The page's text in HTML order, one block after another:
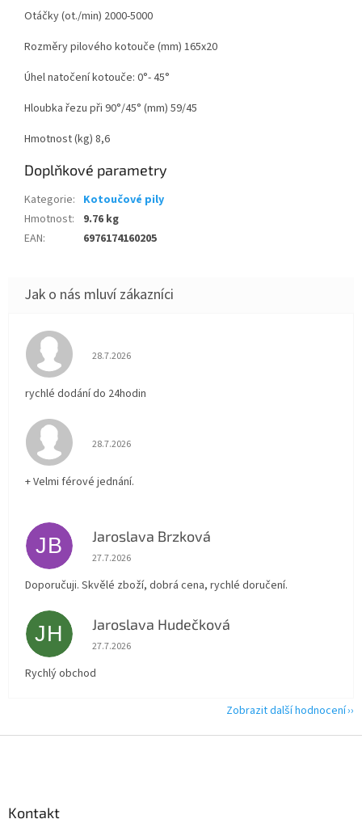
Otáčky (ot./min) 2000-5000
Rozměry pilového kotouče (mm) 165х20
Úhel natočení kotouče: 0°- 45°
Hloubka řezu při 90°/45° (mm) 59/45
Hmotnost (kg) 8,6
Doplňkové parametry
Kategorie: Kotoučové pily
Hmotnost:
9.76 kg
EAN: 6976174160205
Hodnocení obchodu je 5 z 5 hvězdiček.
28.7.2026
rychlé dodání do 24hodin
Hodnocení obchodu je 5 z 5 hvězdiček.
28.7.2026
+ Velmi férové jednání.
JB Jaroslava Brzková
Hodnocení obchodu je 5 z 5 hvězdiček.
27.7.2026
Doporučuji. Skvělé zboží, dobrá cena, rychlé doručení.
JH Jaroslava Hudečková
Hodnocení obchodu je 5 z 5 hvězdiček.
27.7.2026
Rychlý obchod
Zobrazit další hodnocení
Kontakt